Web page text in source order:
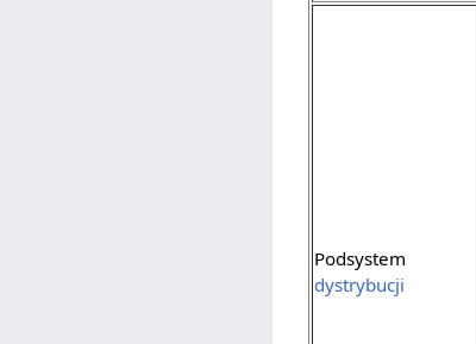
Podsystem
dystrybucji